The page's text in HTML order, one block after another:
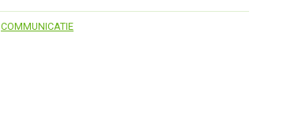
COMMUNICATIE